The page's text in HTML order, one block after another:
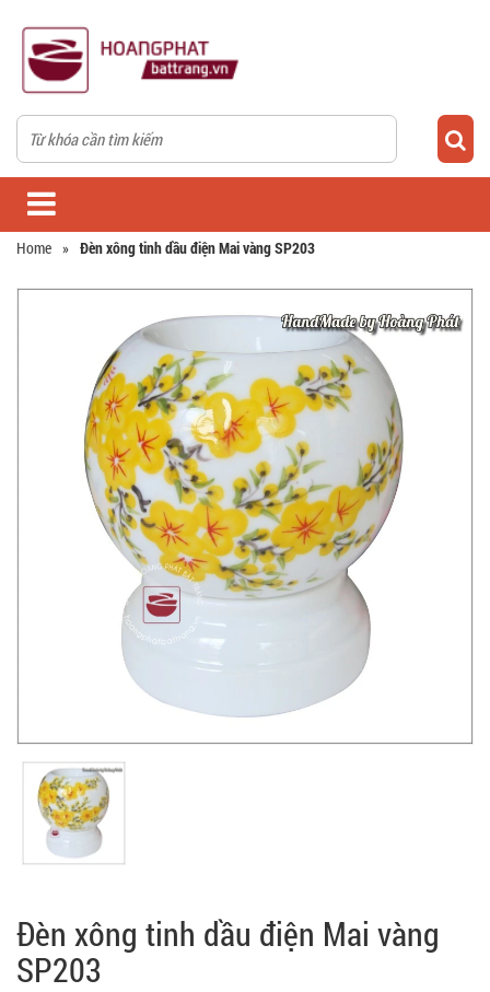
Home » Đèn xông tinh dầu điện Mai vàng SP203
Đèn xông tinh dầu điện Mai vàng
SP203